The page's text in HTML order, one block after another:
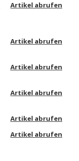
Artikel abrufen
Artikel abrufen
Artikel abrufen
Artikel abrufen
Artikel abrufen
Artikel abrufen